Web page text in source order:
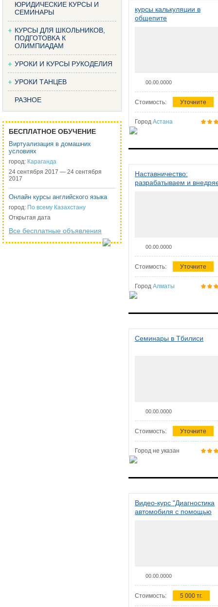
ЮРИДИЧЕСКИЕ КУРСЫ И
СЕМИНАРЫ
КУРСЫ ДЛЯ ШКОЛЬНИКОВ,
ПОДГОТОВКА К
ОЛИМПИАДАМ
УРОКИ И КУРСЫ РУКОДЕЛИЯ
УРОКИ ТАНЦЕВ
РАЗНОЕ
БЕСПЛАТНОЕ ОБУЧЕНИЕ
Виртуализация в домашних
условиях
город: Караганда
24 сентября 2017 — 24 сентября
2017
Онлайн курсы английского языка
город: По всему Казахстану
Открытая дата
Все бесплатные объявления
курсы калькуляции в
общепите
00.00.0000
Стоимость: Уточните
Город Астана
Наставничество:
разрабатываем и
00.00.0000
Стоимость: Уточните
Город Алматы
Семинары в Тбилиси
00.00.0000
Стоимость: Уточните
Город не указан
Видео-курс "Диагностика
автомобиля с помощью
00.00.0000
Стоимость: 5 000 тг.